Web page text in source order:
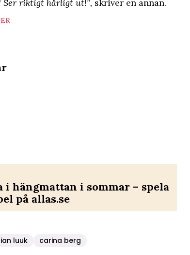
Ser riktigt härligt ut!”, skriver en annan.
i hängmattan i sommar – spela
på allas.se
luuk carina berg